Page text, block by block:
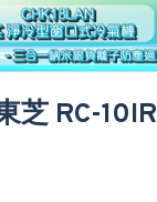
芝 RC-